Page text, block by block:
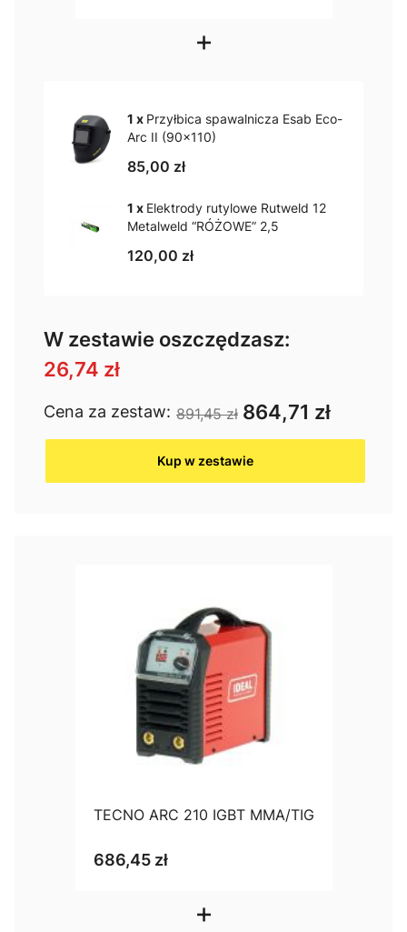
+
1 x Przyłbica spawalnicza Esab Eco-
Arc II (90x110)
85,00 zł
1 x Elektrody rutylowe Rutweld 12
Metalweld “RÓŻOWE” 2,5
120,00 zł
W zestawie oszczędzasz:
26,74 zł
Cena za zestaw: 891,45 zł 864,71 zł
Kup w zestawie
TECNO ARC 210 IGBT MMA/TIG
686,45 zł
+